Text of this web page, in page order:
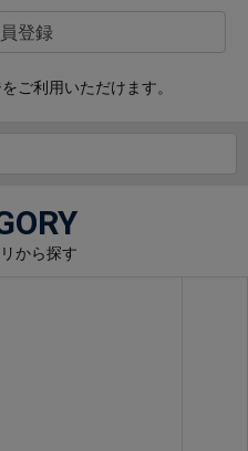
登録
ご利用いただけます。
から探す